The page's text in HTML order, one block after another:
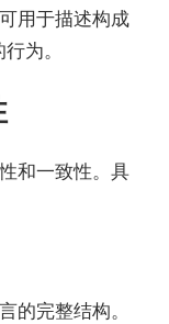
用于描述构成
为。
和一致性。具
的完整结构。